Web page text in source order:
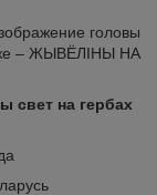
головы
‒ ЖЫВЁЛІНЫ НА
свет на гербах